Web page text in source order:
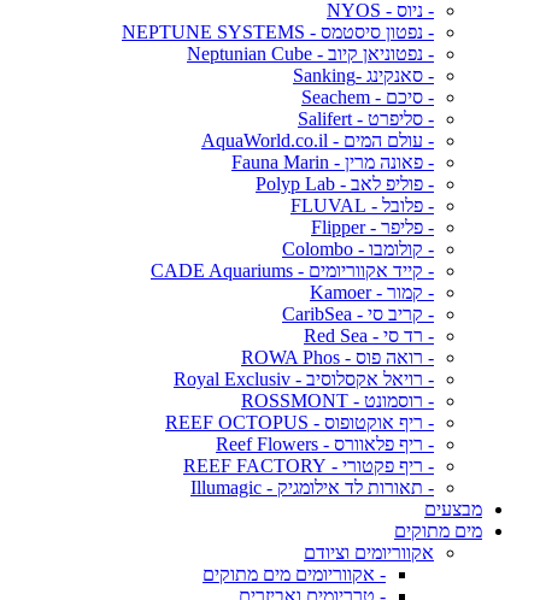
- ניוס - NYOS
- נפטון סיסטמס - NEPTUNE SYSTEMS
- נפטוניאן קיוב - Neptunian Cube
- סאנקינג -Sanking
- סיכם - Seachem
- סליפרט - Salifert
- עולם המים - AquaWorld.co.il
- פאונה מרין - Fauna Marin
- פוליפ לאב - Polyp Lab
- פלובל - FLUVAL
- פליפר - Flipper
- קולומבו - Colombo
- קייד אקווריומים - CADE Aquariums
- קמור - Kamoer
- קריב סי - CaribSea
- רד סי - Red Sea
- רואה פוס - ROWA Phos
- רויאל אקסלוסיב - Royal Exclusiv
- רוסמונט - ROSSMONT
- ריף אוקטופוס - REEF OCTOPUS
- ריף פלאוורס - Reef Flowers
- ריף פקטורי - REEF FACTORY
- תאורות לד אילומגיק - Illumagic
מבצעים
מים מתוקים
אקווריומים וציודם
- אקווריומים מים מתוקים
- טרריומים ואביזרים